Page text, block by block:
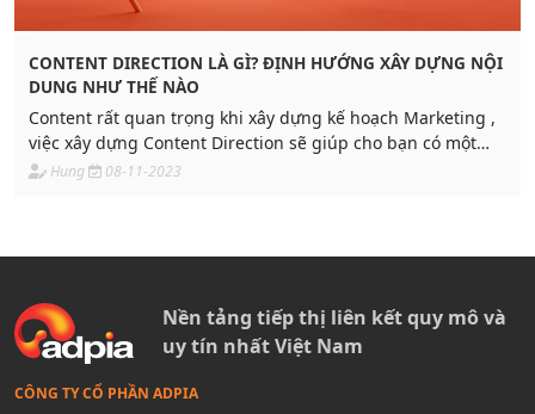
CONTENT DIRECTION LÀ GÌ? ĐỊNH HƯỚNG XÂY DỰNG NỘI
DUNG NHƯ THẾ NÀO
Content rất quan trọng khi xây dựng kế hoạch Marketing ,
việc xây dựng Content Direction sẽ giúp cho bạn có một
hướng đi đúng đắn trong quá trình triển khai Marketing
Hung 08-11-2023
Nền tảng tiếp thị liên kết quy mô và
uy tín nhất Việt Nam
CÔNG TY CỔ PHẦN ADPIA